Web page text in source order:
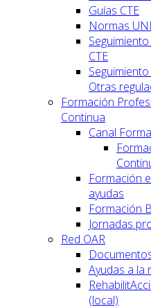
Guías CTE
Normas
CTE
Otras
Formación
Continua
Canal
Formación
ayudas
Formación
Jornadas
Red OAR
Ayudas a la
(local)